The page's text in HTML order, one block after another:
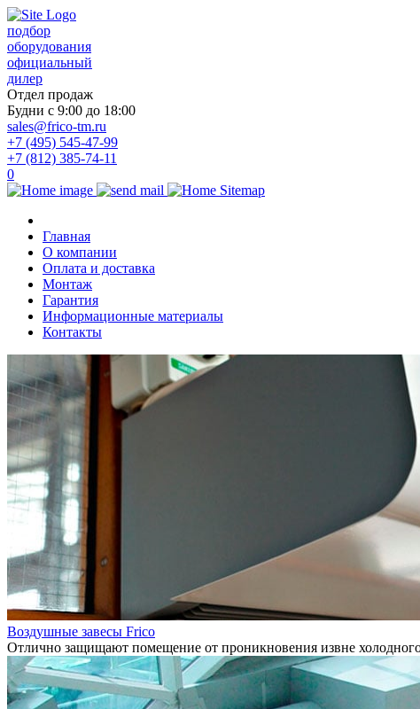
подбор
оборудования
официальный
дилер
Отдел продаж
Будни с 9:00 до 18:00
sales@frico-tm.ru
+7 (495) 545-47-99
+7 (812) 385-74-11
0
Главная
О компании
Оплата и доставка
Монтаж
Гарантия
Информационные материалы
Контакты
Воздушные завесы Frico
Отлично защищают помещение от проникновения извне